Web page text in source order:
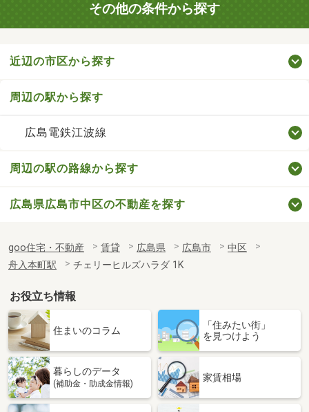
その他の条件から探す
近辺の市区から探す
周辺の駅から探す
広島電鉄江波線
周辺の駅の路線から探す
広島県広島市中区の不動産を探す
goo住宅・不動産 賃貸 広島県 広島市
中区
舟入本町駅
チェリーヒルズハラダ 1K
お役立ち情報
住まいのコラム
「住みたい街」
を見つけよう
暮らしのデータ
(補助金・助成金情報)
家賃相場